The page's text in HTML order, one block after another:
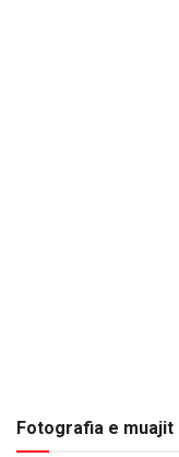
Fotografia e muajit